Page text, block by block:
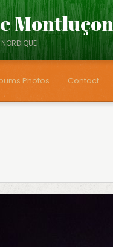
Montluçon
Photos Contact